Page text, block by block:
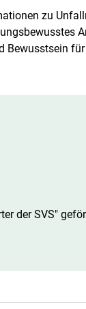
zu
Bewusstsein
der SVS"